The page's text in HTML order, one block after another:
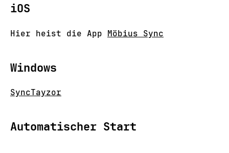
iOS
Hier heist die App Möbius Sync
Windows
SyncTayzor
Automatischer Start